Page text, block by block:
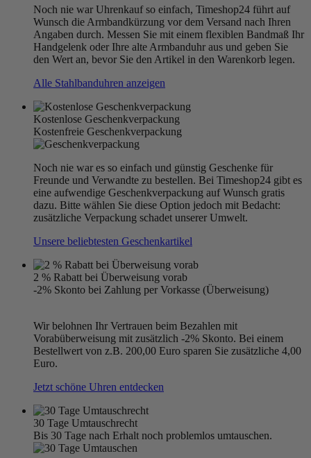
Noch nie war Uhrenkauf so einfach, Timeshop24 führt auf
Wunsch die Armbandkürzung vor dem Versand nach Ihren
Angaben durch. Messen Sie mit einem flexiblen Bandmaß Ihr
Handgelenk oder Ihre alte Armbanduhr aus und geben Sie
den Wert an, bevor Sie den Artikel in den Warenkorb legen.
Alle Stahlbanduhren anzeigen
Kostenlose Geschenkverpackung
Kostenfreie Geschenkverpackung
Noch nie war es so einfach und günstig Geschenke für
Freunde und Verwandte zu bestellen. Bei Timeshop24 gibt es
eine aufwendige Geschenkverpackung auf Wunsch gratis
dazu. Bitte wählen Sie diese Option jedoch mit Bedacht:
zusätzliche Verpackung schadet unserer Umwelt.
Unsere beliebtesten Geschenkartikel
2 % Rabatt bei Überweisung vorab
-2% Skonto bei Zahlung per Vorkasse (Überweisung)
Wir belohnen Ihr Vertrauen beim Bezahlen mit
Vorabüberweisung mit zusätzlich -2% Skonto. Bei einem
Bestellwert von z.B. 200,00 Euro sparen Sie zusätzliche 4,00
Euro.
Jetzt schöne Uhren entdecken
30 Tage Umtauschrecht
Bis 30 Tage nach Erhalt noch problemlos umtauschen.